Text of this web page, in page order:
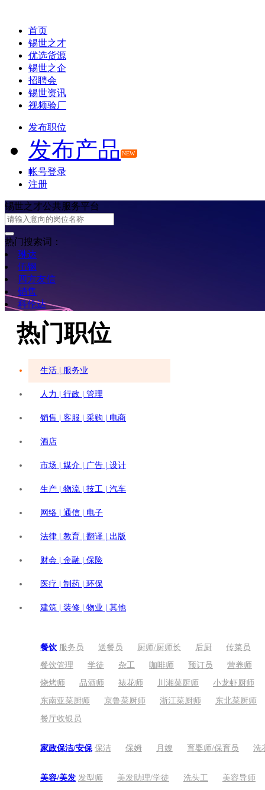
首页
锡世之才
优选货源
锡世之企
招聘会
锡世资讯
视频验厂
发布职位
发布产品 NEW
帐号登录
注册
锡世之才公共服务平台
热门搜索词：
琳达
伍钢
四方友信
销售
科伦达
热门职位
生活 | 服务业
人力 | 行政 | 管理
销售 | 客服 | 采购 | 电商
酒店
市场 | 媒介 | 广告 | 设计
生产 | 物流 | 技工 | 汽车
网络 | 通信 | 电子
法律 | 教育 | 翻译 | 出版
财会 | 金融 | 保险
医疗 | 制药 | 环保
建筑 | 装修 | 物业 | 其他
餐饮 服务员 送餐员 厨师/厨师长 后厨
传菜员
餐饮管理
学徒 杂工 咖啡师 预订员
营养师
烧烤师
品酒师 裱花师 川湘菜厨师
小龙虾厨师
东南亚菜厨师
京鲁菜厨师 浙江菜厨师
东北菜厨师
餐厅收银员
家政保洁/安保 保洁 保姆 月嫂 育婴师/保育员 洗
美容/美发 发型师 美发助理/学徒 洗头工
美容导师